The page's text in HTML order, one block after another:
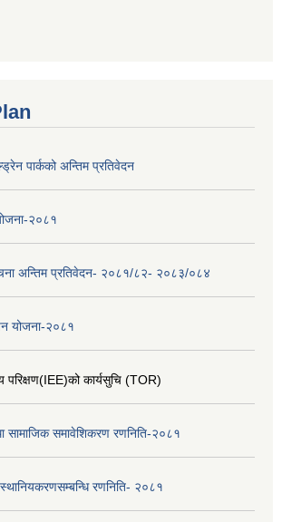
पार्कको अन्तिम प्रतिवेदन
२०८१
अन्तिम प्रतिवेदन- २०८१/८२- २०८३/०८४
योजना-२०८१
परिक्षण(IEE)को कार्यसुचि (TOR)
सामाजिक समावेशिकरण रणनिति-२०८१
स्थानियकरणसम्बन्धि रणनिति- २०८१